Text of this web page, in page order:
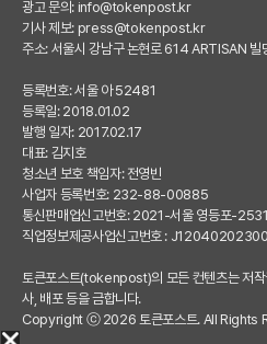
광고 문의: info@tokenpost.kr
기사 제보: press@tokenpost.kr
주소: 서울시 강남구 논현로 614 ARTISAN 빌
등록번호: 서울 아 52481
등록일: 2018.01.02
발행 일자: 2017.02.17
대표: 김지호
청소년 보호 책임자: 전영빈
사업자 등록번호: 232-88-00885
통신판매업신고번호: 2021-서울 영등포-2531
직업정보제공사업신고번호 :
토큰포스트(tokenpost)의 모든 컨텐츠는 저작
사, 배포 등을 금합니다.
Copyright ⓒ 2026 토큰포스트. All Rights